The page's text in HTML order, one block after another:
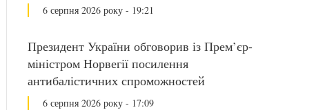
6 серпня 2026 року - 19:21
Президент України обговорив із Прем’єр-
міністром Норвегії посилення
антибалістичних спроможностей
6 серпня 2026 року - 17:09